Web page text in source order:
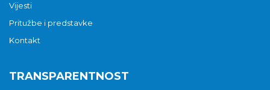
Vijesti
Pritužbe i predstavke
Kontakt
TRANSPARENTNOST